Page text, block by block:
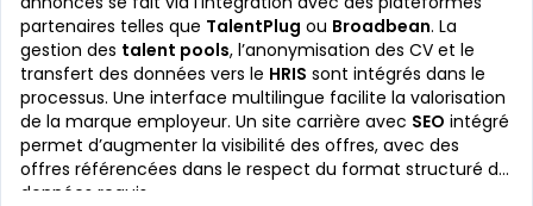
partenaires telles que TalentPlug ou Broadbean. La
gestion des talent pools, l’anonymisation des CV et le
transfert des données vers le HRIS sont intégrés dans le
processus. Une interface multilingue facilite la valorisation
de la marque employeur. Un site carrière avec SEO intégré
permet d’augmenter la visibilité des offres, avec des
offres référencées dans le respect du format structuré de
données requis.